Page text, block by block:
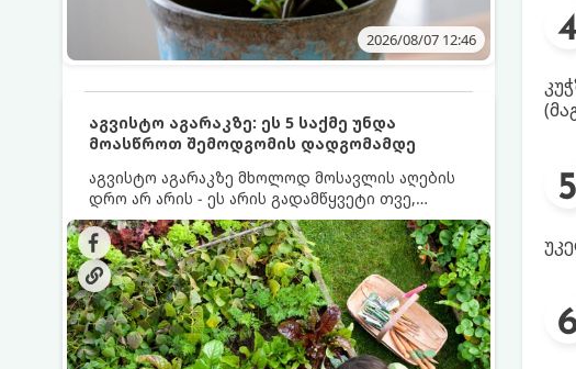
2026/08/07 12:46
აგვისტო აგარაკზე: ეს 5 საქმე უნდა
მოასწროთ შემოდგომის დადგომამდე
აგვისტო აგარაკზე მხოლოდ მოსავლის აღების
დრო არ არის - ეს არის გადამწყვეტი თვე,
როდესაც საფუძველი ეყრება მომავალი წლის
მოსავალს და ბაღი მზადდება შემოდგომა-
ზამთრის სეზონისთვის. იმისათვის, რომ
ნიადაგმა ენერგია აღიდგინოს, ხოლო
მცენარეებმა ზამთარს გაუძლონ, აგვისტოს
ბოლომდე 5 მნიშვნელოვანი საქმის გაკეთება
უნდა მოასწროთ: